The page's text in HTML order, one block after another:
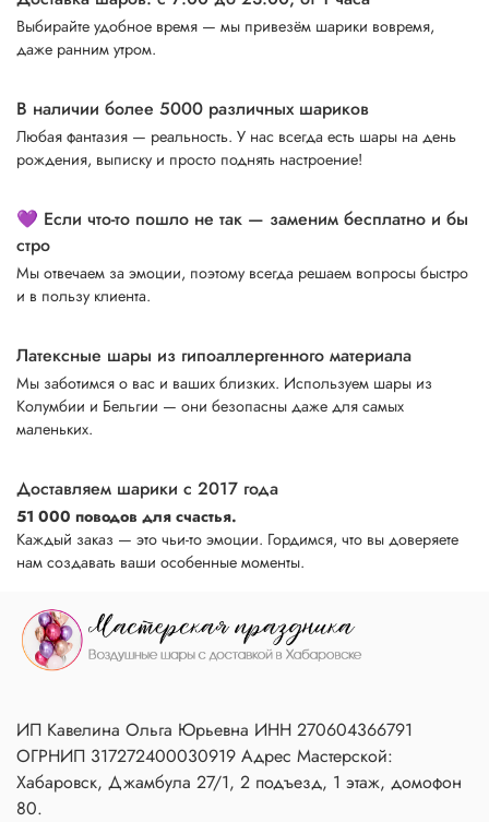
Выбирайте удобное время — мы привезём шарики вовремя,
даже ранним утром.
В наличии более 5000 различных шариков
Любая фантазия — реальность. У нас всегда есть шары на день
рождения, выписку и просто поднять настроение!
💜 Если что-то пошло не так — заменим бесплатно и бы
стро
Мы отвечаем за эмоции, поэтому всегда решаем вопросы быстро
и в пользу клиента.
Латексные шары из гипоаллергенного материала
Мы заботимся о вас и ваших близких. Используем шары из
Колумбии и Бельгии — они безопасны даже для самых
маленьких.
Доставляем шарики с 2017 года
51 000 поводов для счастья.
Каждый заказ — это чьи-то эмоции. Гордимся, что вы доверяете
нам создавать ваши особенные моменты.
ИП Кавелина Ольга Юрьевна ИНН 270604366791
ОГРНИП 317272400030919 Адрес Мастерской:
Хабаровск, Джамбула 27/1, 2 подъезд, 1 этаж, домофон
80.